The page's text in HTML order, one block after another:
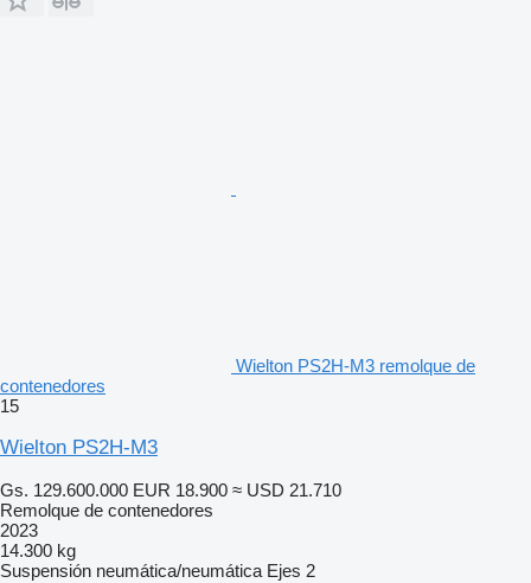
Wielton PS2H-M3 remolque de
contenedores
15
Wielton PS2H-M3
Gs. 129.600.000 EUR 18.900 ≈ USD 21.710
Remolque de contenedores
2023
14.300 kg
Suspensión neumática/neumática Ejes 2